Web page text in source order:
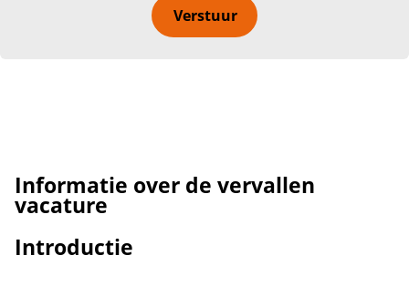
Verstuur
Informatie over de vervallen
vacature
Introductie